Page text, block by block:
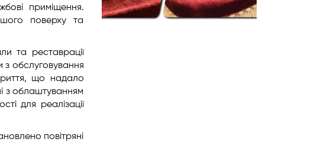
приміщення.
поверху та
та реставрації
з обслуговування
що надало
з облаштуванням
для реалізації
повітряні